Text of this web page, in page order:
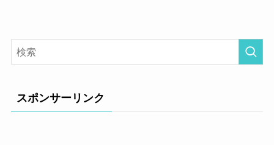
スポンサーリンク